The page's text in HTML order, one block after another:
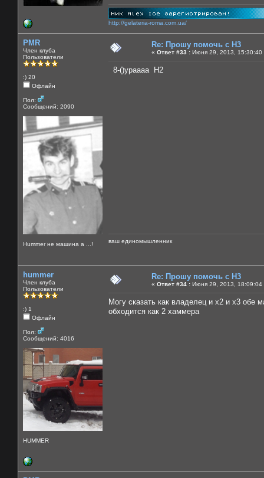
http://gelateria-roma.com.ua/
PMR
Член клуба
Пользователи
:) 20
Офлайн
Пол:
Сообщений: 2090
Нummer не машина а ...!
Re: Прошу помочь с Н3
« Ответ #33 : Июня 29, 2013, 15:30:40
8-()ураааа Н2
ваш единомышленник
hummer
Член клуба
Пользователи
:) 1
Офлайн
Пол:
Сообщений: 4016
HUMMER
Re: Прошу помочь с Н3
« Ответ #34 : Июня 29, 2013, 18:09:04
Могу сказать как владелец и х2 и х3 обе
обходится как 2 хаммера